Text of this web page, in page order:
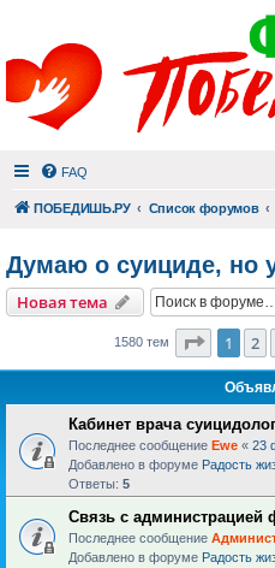
FAQ
ПОБЕДИШЬ.РУ Список форумов
Думаю о суициде, но
Новая тема
1580 тем 1 2
Кабинет врача
Последнее сообщение Ewe « 23
Добавлено в форуме Радость
Ответы: 5
Связь с администрацией
Последнее сообщение
Добавлено в форуме Радость